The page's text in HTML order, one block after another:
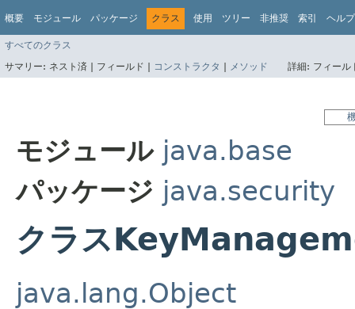
概要 モジュール パッケージ クラス 使用 ツリー 非推奨 索引 ヘルプ
すべてのクラス
サマリー: ネスト済 | フィールド | コンストラクタ | メソッド 詳細: フィー
モジュール java.base
パッケージ java.security
クラス
java.lang.Object